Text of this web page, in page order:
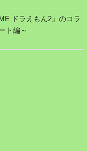
ドラえもん2』のコラ
ト編～